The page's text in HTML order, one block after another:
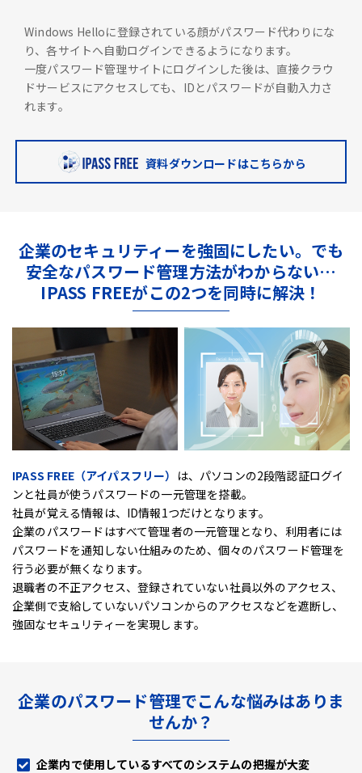
Windows Helloに登録されている顔がパスワード代わりにな
り、各サイトへ自動ログインできるようになります。
一度パスワード管理サイトにログインした後は、直接クラウ
ドサービスにアクセスしても、IDとパスワードが自動入力さ
れます。
資料ダウンロードはこちらから
企業のセキュリティーを強固にしたい。 でも
安全なパスワード管理方法がわからない…
IPASS FREEがこの2つを同時に解決！
IPASS FREE（アイパスフリー） は、 パソコンの2段階認証ログイ
ンと社員が使うパスワードの一元管理を搭載。
社員が覚える情報は、ID情報1つだけとなります。
企業のパスワードはすべて管理者の一元管理となり、利用者には
パスワードを通知しない仕組みのため、個々のパスワード管理を
行う必要が無くなります。
退職者の不正アクセス、登録されていない社員以外のアクセス、
企業側で支給していないパソコンからのアクセスなどを遮断し、
強固なセキュリティーを実現します。
企業のパスワード管理でこんな悩みはありま
せんか？
企業内で使用しているすべてのシステムの把握が大変